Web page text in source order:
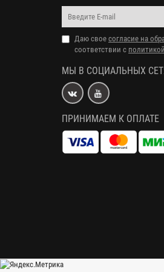
Даю свое согласие на
соответствии с
МЫ В СОЦИАЛЬНЫХ
ПРИНИМАЕМ К ОПЛАТЕ